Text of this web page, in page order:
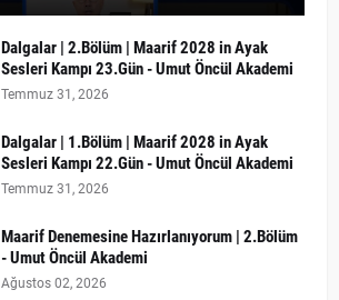
Dalgalar | 2.Bölüm | Maarif 2028 in Ayak
Sesleri Kampı 23.Gün - Umut Öncül Akademi
Temmuz 31, 2026
Dalgalar | 1.Bölüm | Maarif 2028 in Ayak
Sesleri Kampı 22.Gün - Umut Öncül Akademi
Temmuz 31, 2026
Maarif Denemesine Hazırlanıyorum | 2.Bölüm
- Umut Öncül Akademi
Ağustos 02, 2026